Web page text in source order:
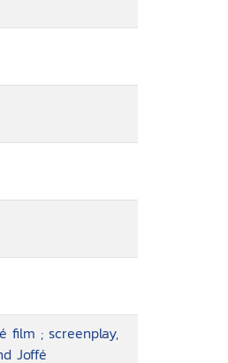
film ; screenplay,
Joffé